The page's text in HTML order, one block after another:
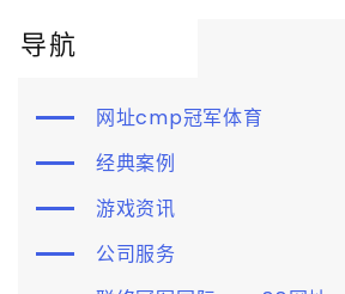
导航
网址cmp冠军体育
经典案例
游戏资讯
公司服务